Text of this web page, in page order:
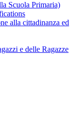
Scuola Primaria)
alla cittadinanza ed
e delle Ragazze